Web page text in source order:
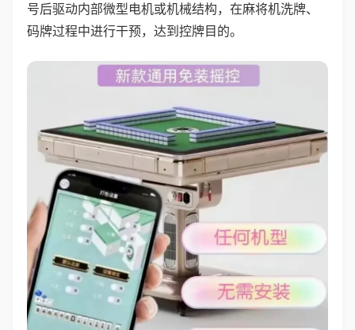
号后驱动内部微型电机或机械结构，在麻将机洗牌、
码牌过程中进行干预，达到控牌目的。